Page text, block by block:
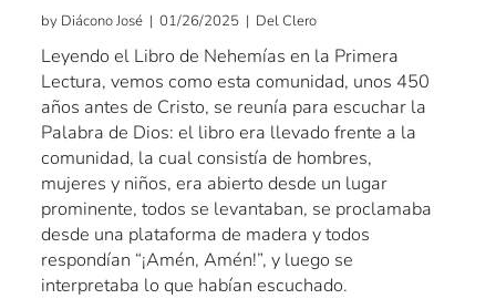
by Diácono José | 01/26/2025 | Del Clero
Leyendo el Libro de Nehemías en la Primera
Lectura, vemos como esta comunidad, unos 450
años antes de Cristo, se reunía para escuchar la
Palabra de Dios: el libro era llevado frente a la
comunidad, la cual consistía de hombres,
mujeres y niños, era abierto desde un lugar
prominente, todos se levantaban, se proclamaba
desde una plataforma de madera y todos
respondían “¡Amén, Amén!”, y luego se
interpretaba lo que habían escuchado.